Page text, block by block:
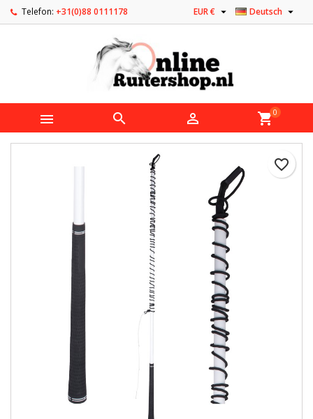
Telefon: +31(0)88 0111178 Deutsch 
EUR € 
   shopping_cart0
favorite_border